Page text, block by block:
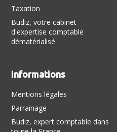
Taxation
Budiz, votre cabinet
d'expertise comptable
dématérialisé
Informations
Mentions légales
Parrainage
Budiz, expert comptable dans